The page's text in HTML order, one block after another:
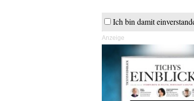
Ich bin damit
Anzeige